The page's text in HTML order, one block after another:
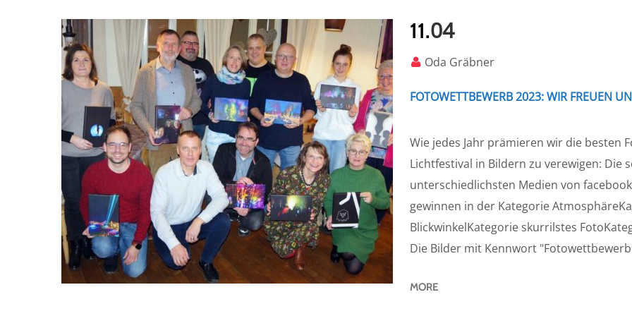
11.04
Oda Gräbner
FOTOWETTBEWERB 2023: WIR FREUEN
Wie jedes Jahr prämieren wir die besten
Lichtfestival in Bildern zu verewigen:
unterschiedlichsten Medien von
gewinnen in der Kategorie
BlickwinkelKategorie skurrilstes
Die Bilder mit Kennwort "Fotowettbewerb
MORE